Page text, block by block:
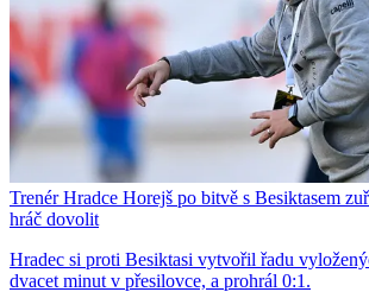
Trenér Hradce Horejš po bitvě s Besiktasem
hráč dovolit
Hradec si proti Besiktasi vytvořil řadu
dvacet minut v přesilovce, a prohrál 0:1.